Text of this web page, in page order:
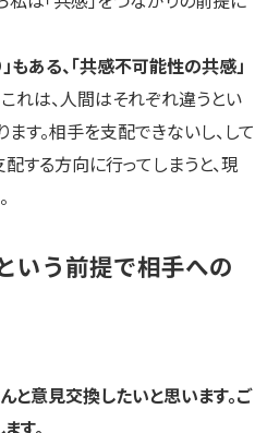
もある、「共感不可能性の共感」
れは、人間はそれぞれ違うとい
ます。相手を支配できないし、して
配する方向に行ってしまうと、現
いう前提で相手への
と意見交換したいと思います。ご
す。